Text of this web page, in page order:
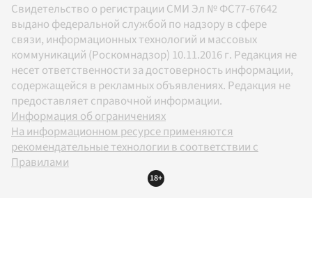
Свидетельство о регистрации СМИ Эл № ФС77-67642
выдано федеральной службой по надзору в сфере
связи, информационных технологий и массовых
коммуникаций (Роскомнадзор) 10.11.2016 г. Редакция не
несет ответственности за достоверность информации,
содержащейся в рекламных объявлениях. Редакция не
предоставляет справочной информации.
Информация об ограничениях
На информационном ресурсе применяются
рекомендательные технологии в соответствии с
Правилами
18+